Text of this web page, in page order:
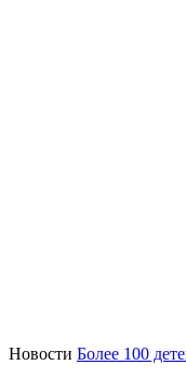
Новости Более 100